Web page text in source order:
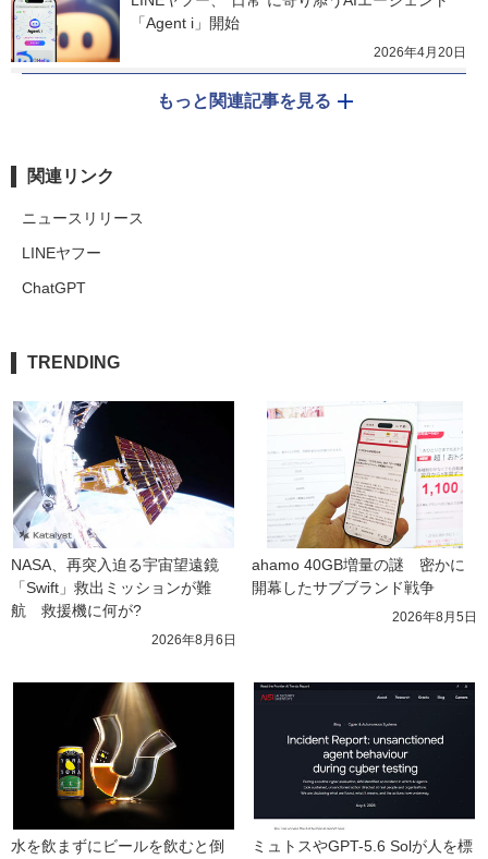
「Agent i」開始
2026年4月20日
もっと関連記事を見る
関連リンク
ニュースリリース
LINEヤフー
ChatGPT
TRENDING
NASA、再突入迫る宇宙望遠鏡
「Swift」救出ミッションが難
航　救援機に何が?
2026年8月6日
ahamo 40GB増量の謎　密かに
開幕したサブブランド戦争
2026年8月5日
水を飲まずにビールを飲むと倒
ミュトスやGPT-5.6 Solが人を標